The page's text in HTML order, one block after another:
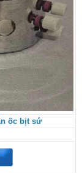
ốc bịt sứ